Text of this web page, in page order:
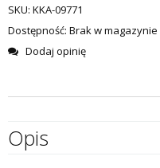
SKU: KKA-09771
Dostępność: Brak w magazynie
Dodaj opinię
Opis